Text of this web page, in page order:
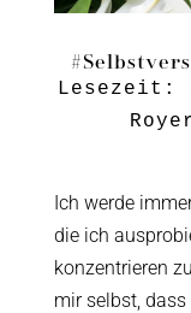
Lesezeit:
Ich werde
die ich
konzentrieren
mir selbst,